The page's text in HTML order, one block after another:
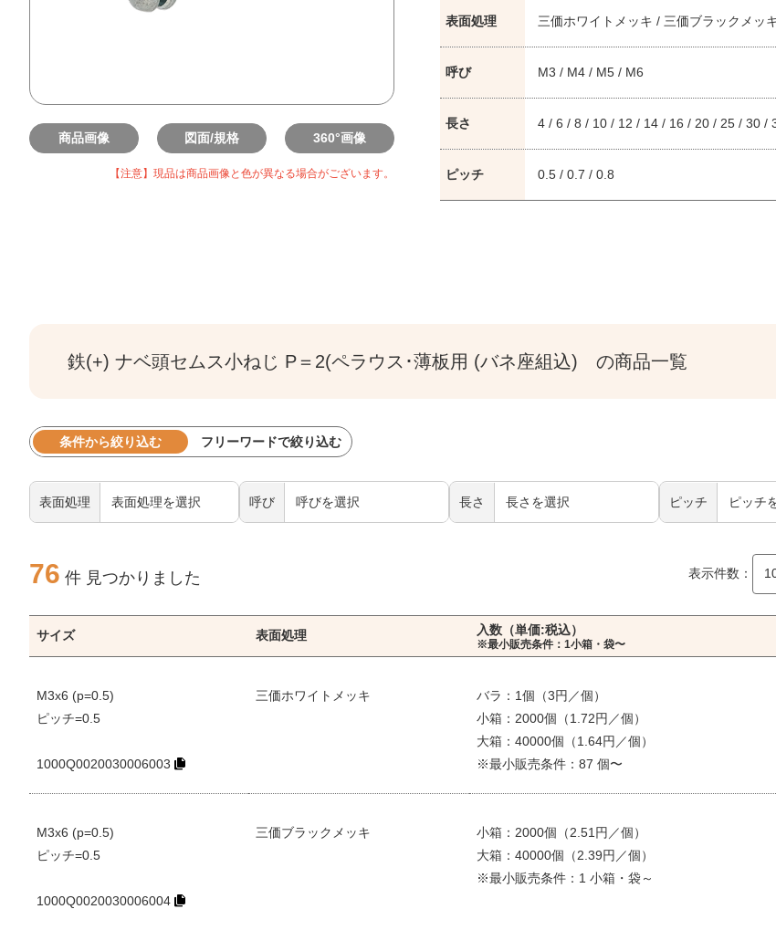
商品画像 図面/規格 360°画像
【注意】現品は商品画像と色が異なる場合がございます。
表面処理 三価ホワイトメッキ / 三価ブラックメッ
呼び M3 / M4 / M5 / M6
長さ 4 / 6 / 8 / 10 / 12 / 14 / 16 / 20 / 25 / 30 /
ピッチ 0.5 / 0.7 / 0.8
鉄(+) ナベ頭セムス小ねじ P＝2(ペラウス･薄板用 (バネ座組込) の商品一覧
条件から絞り込む フリーワードで絞り込む
表面処理 呼び 長さ ピッチ
76 件 見つかりました 表示件数：
サイズ 表面処理 入数（単価:税込）
※最小販売条件：1小箱・袋〜
M3x6 (p=0.5)
ピッチ=0.5
1000Q0020030006003
三価ホワイトメッキ
バラ：1個（3円／個）
小箱：2000個（1.72円／個）
大箱：40000個（1.64円／個）
※最小販売条件：87 個〜
M3x6 (p=0.5)
ピッチ=0.5
1000Q0020030006004
三価ブラックメッキ
小箱：2000個（2.51円／個）
大箱：40000個（2.39円／個）
※最小販売条件：1 小箱・袋～